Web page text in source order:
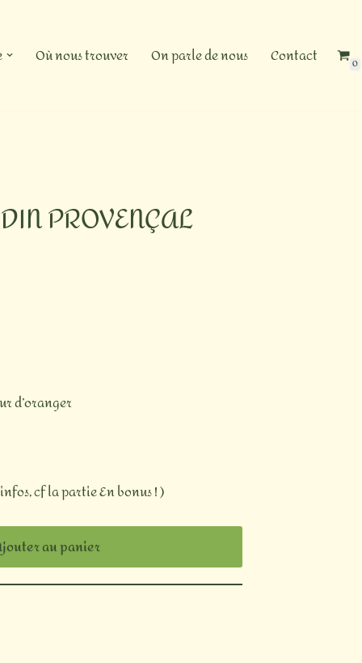
Où nous trouver On parle de nous Contact 0
PROVENÇAL
d’oranger
cf la partie En bonus ! )
au panier